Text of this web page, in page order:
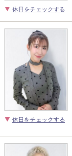
休日をチェックする
休日をチェックする